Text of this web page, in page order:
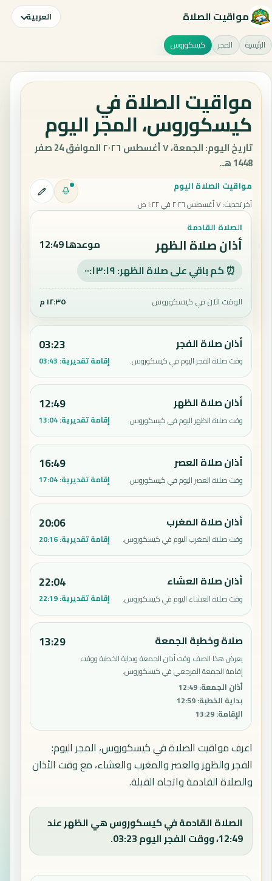
مواقيت الصلاة العربية
الرئيسية المجر كيسكوروس
مواقيت الصلاة في
كيسكوروس، المجر اليوم
تاريخ اليوم: الجمعة، ٧ أغسطس ٢٠٢٦ الموافق 24 صفر
1448 هـ.
مواقيت الصلاة اليوم
آخر تحديث:٧ أغسطس ٢٠٢٦ في ١:٢٢ ص
الصلاة القادمة
أذان صلاة الظهر موعدها 12:49
⏰ كم باقي على صلاة الظهر: ٠٠:١٣:١٨
الوقت الآن في كيسكوروس ١٢:٣٥ م
أذان صلاة الفجر
وقت صلاة الفجر اليوم في كيسكوروس.
03:23
إقامة تقديرية: 03:43
أذان صلاة الظهر
وقت صلاة الظهر اليوم في كيسكوروس.
12:49
إقامة تقديرية:13:04
أذان صلاة العصر
وقت صلاة العصر اليوم في كيسكوروس.
16:49
إقامة تقديرية:17:04
أذان صلاة المغرب
وقت صلاة المغرب اليوم في كيسكوروس.
20:06
إقامة تقديرية:20:16
أذان صلاة العشاء
وقت صلاة العشاء اليوم في كيسكوروس.
22:04
إقامة تقديرية:22:19
صلاة وخطبة الجمعة
يعرض هذا الصف وقت أذان الجمعة وبداية الخطبة ووقت
إقامة الجمعة المرجعي في كيسكوروس.
أذان الجمعة:
12:49
بداية الخطبة:
12:59
الإقامة:
13:29
13:29
اعرف مواقيت الصلاة في كيسكوروس، المجر اليوم:
الفجر والظهر والعصر والمغرب والعشاء، مع وقت الأذان
والصلاة القادمة واتجاه القبلة.
الصلاة القادمة في كيسكوروس هي الظهر عند
12:49، ووقت الفجر اليوم 03:23.